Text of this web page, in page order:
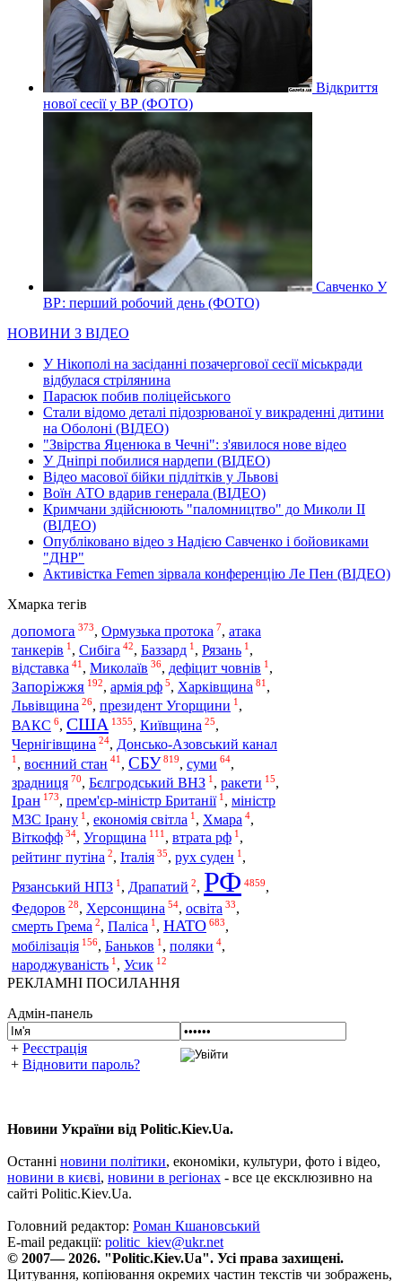
Відкриття
нової сесії у ВР (ФОТО)
Савченко У
ВР: перший робочий день (ФОТО)
НОВИНИ З ВІДЕО
У Нікополі на засіданні позачергової сесії міськради
відбулася стрілянина
Парасюк побив поліцейського
Стали відомо деталі підозрюваної у викраденні дитини
на Оболоні (ВІДЕО)
"Звірства Яценюка в Чечні": з'явилося нове відео
У Дніпрі побилися нардепи (ВІДЕО)
Відео масової бійки підлітків у Львові
Воїн АТО вдарив генерала (ВІДЕО)
Кримчани здійснюють "паломництво" до Миколи ІІ
(ВІДЕО)
Опубліковано відео з Надією Савченко і бойовиками
"ДНР"
Активістка Femen зірвала конференцію Ле Пен (ВІДЕО)
Хмарка тегів
допомога 373, Ормузька протока 7, атака
танкерів 1 , Сибіга 42, Баззард 1 , Рязань 1 ,
відставка 41 , Миколаїв 36, дефіцит човнів 1 ,
Запоріжжя 192, армія рф 5, Харківщина 81 ,
Львівщина 26, президент Угорщини 1 ,
ВАКС 6, США 1355, Київщина 25,
Чернігівщина 24, Донсько-Азовський канал
1 , воєнний стан 41 , СБУ 819, суми 64,
зрадниця 70, Бєлгродський ВНЗ 1 , ракети 15,
Іран 173, прем'єр-міністр Британії 1 , міністр
МЗС Ірану 1 , економія світла 1 , Хмара 4,
Віткофф 34, Угорщина 111, втрата рф 1,
рейтинг путіна 2, Італія 35, рух суден 1 ,
Рязанський НПЗ 1 , Драпатий 2, РФ 4859,
Федоров 28, Херсонщина 54, освіта 33,
смерть Грема 2, Паліса 1, НАТО 683,
мобілізація 156, Баньков 1 , поляки 4,
народжуваність 1 , Усик 12
РЕКЛАМНІ ПОСИЛАННЯ
Адмін-панель
+ Реєстрація
+ Відновити пароль?
Новини України від Politic.Kiev.Ua.
Останні новини політики, економіки, культури, фото і відео,
новини в києві, новини в регіонах - все це ексклюзивно на
сайті Politic.Kiev.Ua.
Головний редактор: Роман Кшановський
E-mail редакції: politic_kiev@ukr.net
© 2007— 2026. "Politic.Kiev.Ua". Усі права захищені.
Цитування, копіювання окремих частин текстів чи зображень,